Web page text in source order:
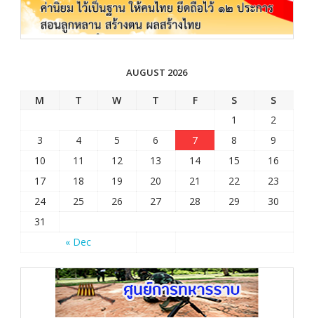
AUGUST 2026
M T W T F S S
« Dec
1
2
3
4 5 6 7 8
9
10
11 12 13 14 15
16
17
18 19 20 21 22
23
24
25 26 27 28 29
30
31